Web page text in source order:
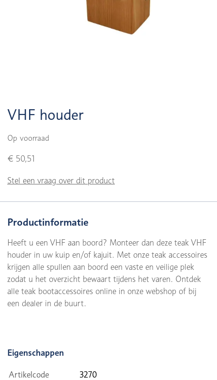
VHF houder
Op voorraad
€ 50,51
Stel een vraag over dit product
Productinformatie
Heeft u een VHF aan boord? Monteer dan deze teak VHF
houder in uw kuip en/of kajuit. Met onze teak accessoires
krijgen alle spullen aan boord een vaste en veilige plek
zodat u het overzicht bewaart tijdens het varen. Ontdek
alle teak bootaccessoires online in onze webshop of bij
een dealer in de buurt.
Eigenschappen
Artikelcode 3270